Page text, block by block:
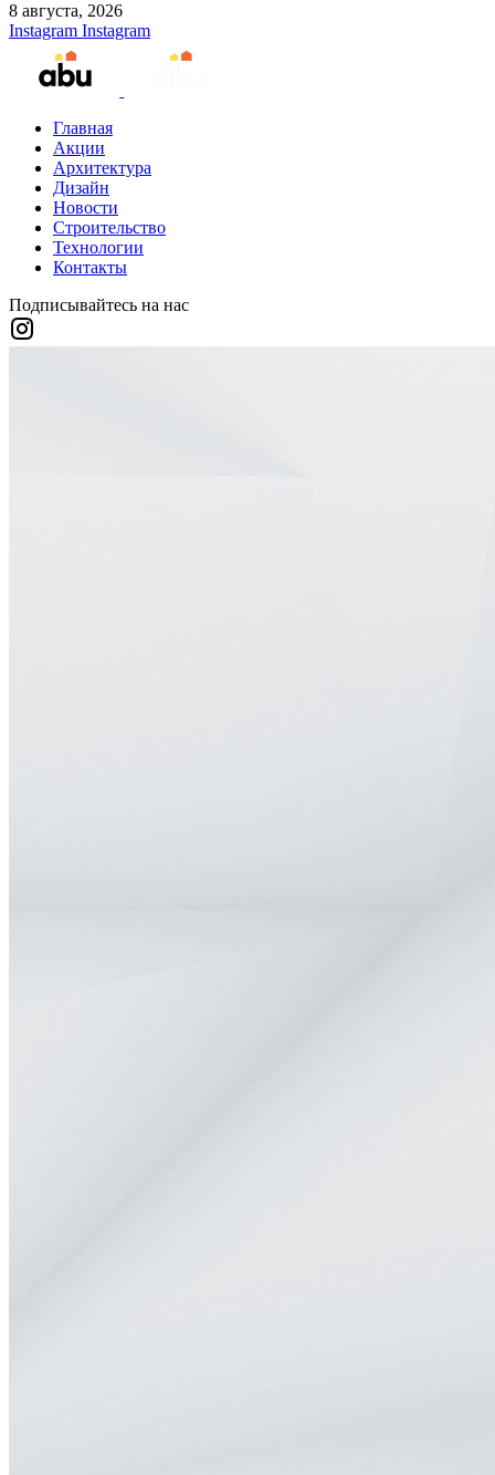
8 августа, 2026
Instagram Instagram
Главная
Акции
Архитектура
Дизайн
Новости
Строительство
Технологии
Контакты
Подписывайтесь на нас